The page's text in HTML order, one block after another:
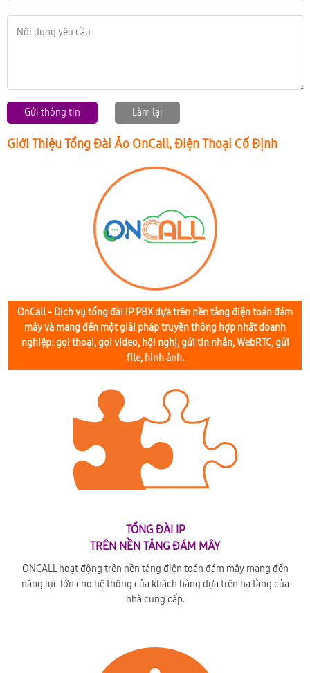
Gửi thông tin Làm lại
Giới Thiệu Tổng Đài Ảo OnCall, Điện Thoại Cố Định
OnCall - Dịch vụ tổng đài IP PBX dựa trên nền tảng điện toán đám
mây và mang đến một giải pháp truyền thông hợp nhất doanh
nghiệp: gọi thoại, gọi video, hội nghị, gửi tin nhắn, WebRTC, gửi
file, hình ảnh.
TỔNG ĐÀI IP
TRÊN NỀN TẢNG ĐÁM MÂY
ONCALL hoạt động trên nền tảng điện toán đám mây mang đến
năng lực lớn cho hệ thống của khách hàng dựa trên hạ tầng của
nhà cung cấp.